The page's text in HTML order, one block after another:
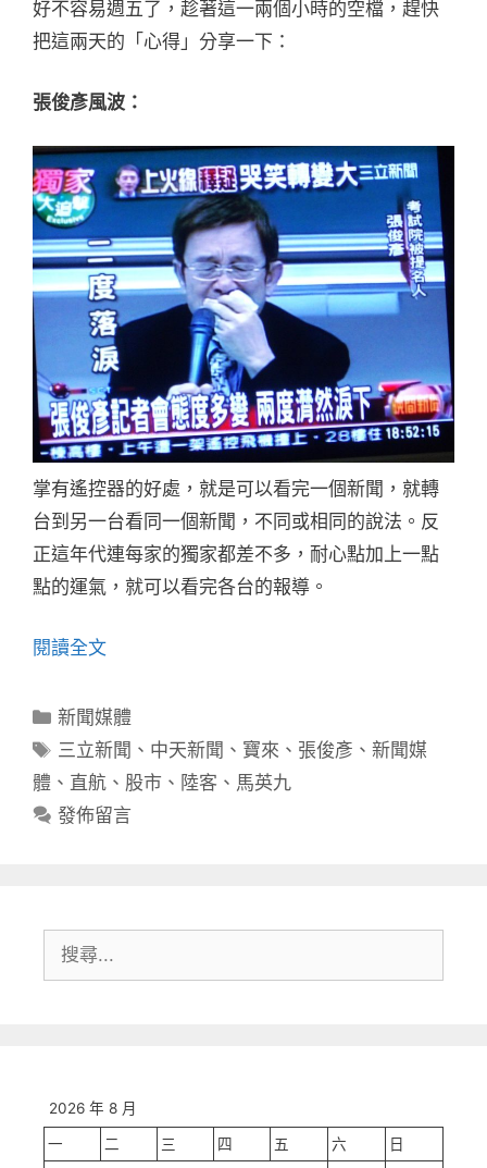
好不容易週五了，趁著這一兩個小時的空檔，趕快
把這兩天的「心得」分享一下：
張俊彥風波：
掌有遙控器的好處，就是可以看完一個新聞，就轉
台到另一台看同一個新聞，不同或相同的說法。反
正這年代連每家的獨家都差不多，耐心點加上一點
點的運氣，就可以看完各台的報導。
閱讀全文
分
類
新聞媒體
標
籤
三立新聞 、 中天新聞 、 寶來 、 張俊彥 、新聞媒
體 、 直航 、 股市 、 陸客 、 馬英九
發佈留言
尋:
2026 年 8 月
一 二 三 四 五 六
日